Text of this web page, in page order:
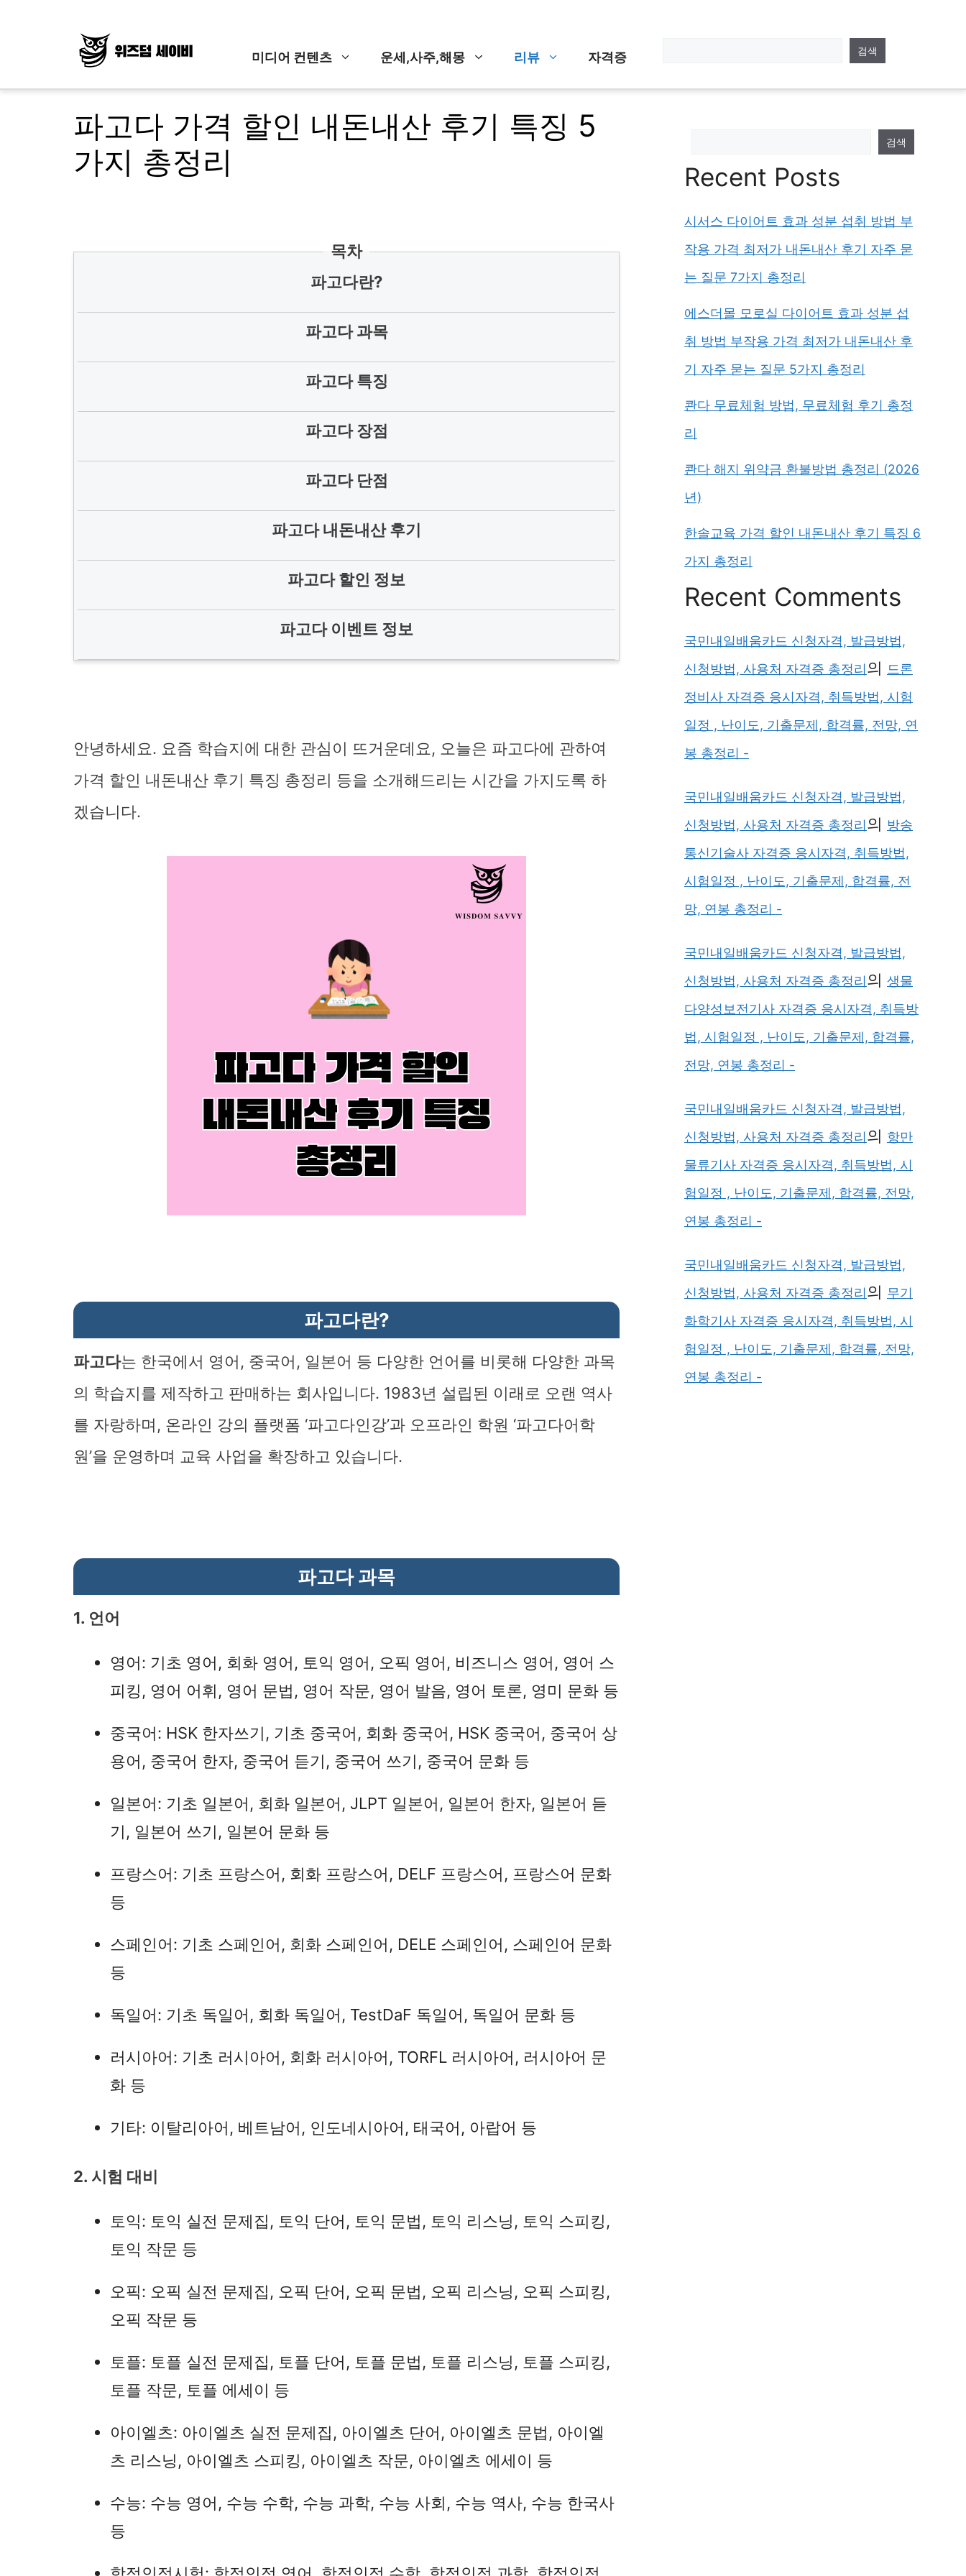
미디어 컨텐츠 운세,사주,해몽 리뷰 자격증 검색
파고다 가격 할인 내돈내산 후기 특징 5
가지 총정리
목차
파고다란?
파고다 과목
파고다 특징
파고다 장점
파고다 단점
파고다 내돈내산 후기
파고다 할인 정보
파고다 이벤트 정보
안녕하세요. 요즘 학습지에 대한 관심이 뜨거운데요, 오늘은 파고다에 관하여
가격 할인 내돈내산 후기 특징 총정리 등을 소개해드리는 시간을 가지도록 하
겠습니다.
파고다란?
파고다는 한국에서 영어, 중국어, 일본어 등 다양한 언어를 비롯해 다양한 과목
의 학습지를 제작하고 판매하는 회사입니다. 1983년 설립된 이래로 오랜 역사
를 자랑하며, 온라인 강의 플랫폼 ‘파고다인강’과 오프라인 학원 ‘파고다어학
원’을 운영하며 교육 사업을 확장하고 있습니다.
파고다 과목
1. 언어
영어: 기초 영어, 회화 영어, 토익 영어, 오픽 영어, 비즈니스 영어, 영어 스
피킹, 영어 어휘, 영어 문법, 영어 작문, 영어 발음, 영어 토론, 영미 문화 등
중국어: HSK 한자쓰기, 기초 중국어, 회화 중국어, HSK 중국어, 중국어 상
용어, 중국어 한자, 중국어 듣기, 중국어 쓰기, 중국어 문화 등
일본어: 기초 일본어, 회화 일본어, JLPT 일본어, 일본어 한자, 일본어 듣
기, 일본어 쓰기, 일본어 문화 등
프랑스어: 기초 프랑스어, 회화 프랑스어, DELF 프랑스어, 프랑스어 문화
등
스페인어: 기초 스페인어, 회화 스페인어, DELE 스페인어, 스페인어 문화
등
독일어: 기초 독일어, 회화 독일어, TestDaF 독일어, 독일어 문화 등
러시아어: 기초 러시아어, 회화 러시아어, TORFL 러시아어, 러시아어 문
화 등
기타: 이탈리아어, 베트남어, 인도네시아어, 태국어, 아랍어 등
2. 시험 대비
토익: 토익 실전 문제집, 토익 단어, 토익 문법, 토익 리스닝, 토익 스피킹,
토익 작문 등
오픽: 오픽 실전 문제집, 오픽 단어, 오픽 문법, 오픽 리스닝, 오픽 스피킹,
오픽 작문 등
토플: 토플 실전 문제집, 토플 단어, 토플 문법, 토플 리스닝, 토플 스피킹,
토플 작문, 토플 에세이 등
아이엘츠: 아이엘츠 실전 문제집, 아이엘츠 단어, 아이엘츠 문법, 아이엘
츠 리스닝, 아이엘츠 스피킹, 아이엘츠 작문, 아이엘츠 에세이 등
수능: 수능 영어, 수능 수학, 수능 과학, 수능 사회, 수능 역사, 수능 한국사
등
검색
Recent Posts
시서스 다이어트 효과 성분 섭취 방법 부
작용 가격 최저가 내돈내산 후기 자주 묻
는 질문 7가지 총정리
에스더몰 모로실 다이어트 효과 성분 섭
취 방법 부작용 가격 최저가 내돈내산 후
기 자주 묻는 질문 5가지 총정리
콴다 무료체험 방법, 무료체험 후기 총정
리
콴다 해지 위약금 환불방법 총정리 (2026
년)
한솔교육 가격 할인 내돈내산 후기 특징 6
가지 총정리
Recent Comments
국민내일배움카드 신청자격, 발급방법,
신청방법, 사용처 자격증 총정리의 드론
정비사 자격증 응시자격, 취득방법, 시험
일정 , 난이도, 기출문제, 합격률, 전망, 연
봉 총정리 -
국민내일배움카드 신청자격, 발급방법,
신청방법, 사용처 자격증 총정리의 방송
통신기술사 자격증 응시자격, 취득방법,
시험일정 , 난이도, 기출문제, 합격률, 전
망, 연봉 총정리 -
국민내일배움카드 신청자격, 발급방법,
신청방법, 사용처 자격증 총정리의 생물
다양성보전기사 자격증 응시자격, 취득방
법, 시험일정 , 난이도, 기출문제, 합격률,
전망, 연봉 총정리 -
국민내일배움카드 신청자격, 발급방법,
신청방법, 사용처 자격증 총정리의 항만
물류기사 자격증 응시자격, 취득방법, 시
험일정 , 난이도, 기출문제, 합격률, 전망,
연봉 총정리 -
국민내일배움카드 신청자격, 발급방법,
신청방법, 사용처 자격증 총정리의 무기
화학기사 자격증 응시자격, 취득방법, 시
험일정 , 난이도, 기출문제, 합격률, 전망,
연봉 총정리 -